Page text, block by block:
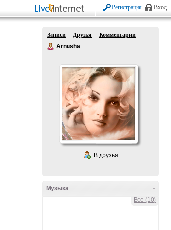
Регистрация Вход
Записи Друзья
Комментарии
Arnusha
В друзья
-
Музыка
Все (10)